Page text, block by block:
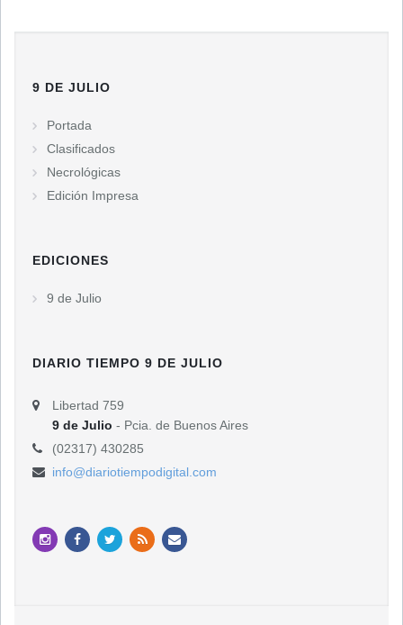
9 DE JULIO
Portada
Clasificados
Necrológicas
Edición Impresa
EDICIONES
9 de Julio
DIARIO TIEMPO 9 DE JULIO
Libertad 759
9 de Julio - Pcia. de Buenos Aires
(02317) 430285
info@diariotiempodigital.com